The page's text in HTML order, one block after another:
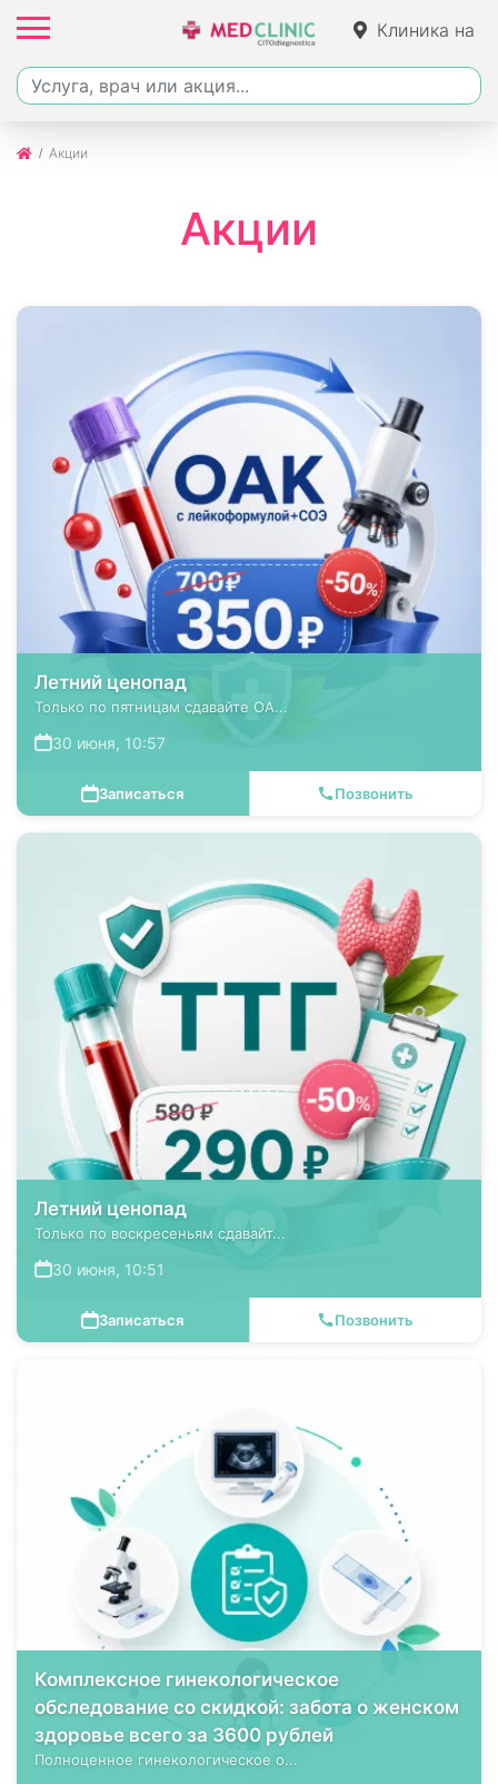
Клиника на
Фучика
Акции
Акции
Летний ценопад
Только по пятницам сдавайте ОА...
30 июня, 10:57
Записаться Позвонить
Летний ценопад
Только по воскресеньям сдавайт...
30 июня, 10:51
Записаться Позвонить
Комплексное гинекологическое
обследование со скидкой: забота о женском
здоровье всего за 3600 рублей
Полноценное гинекологическое о...